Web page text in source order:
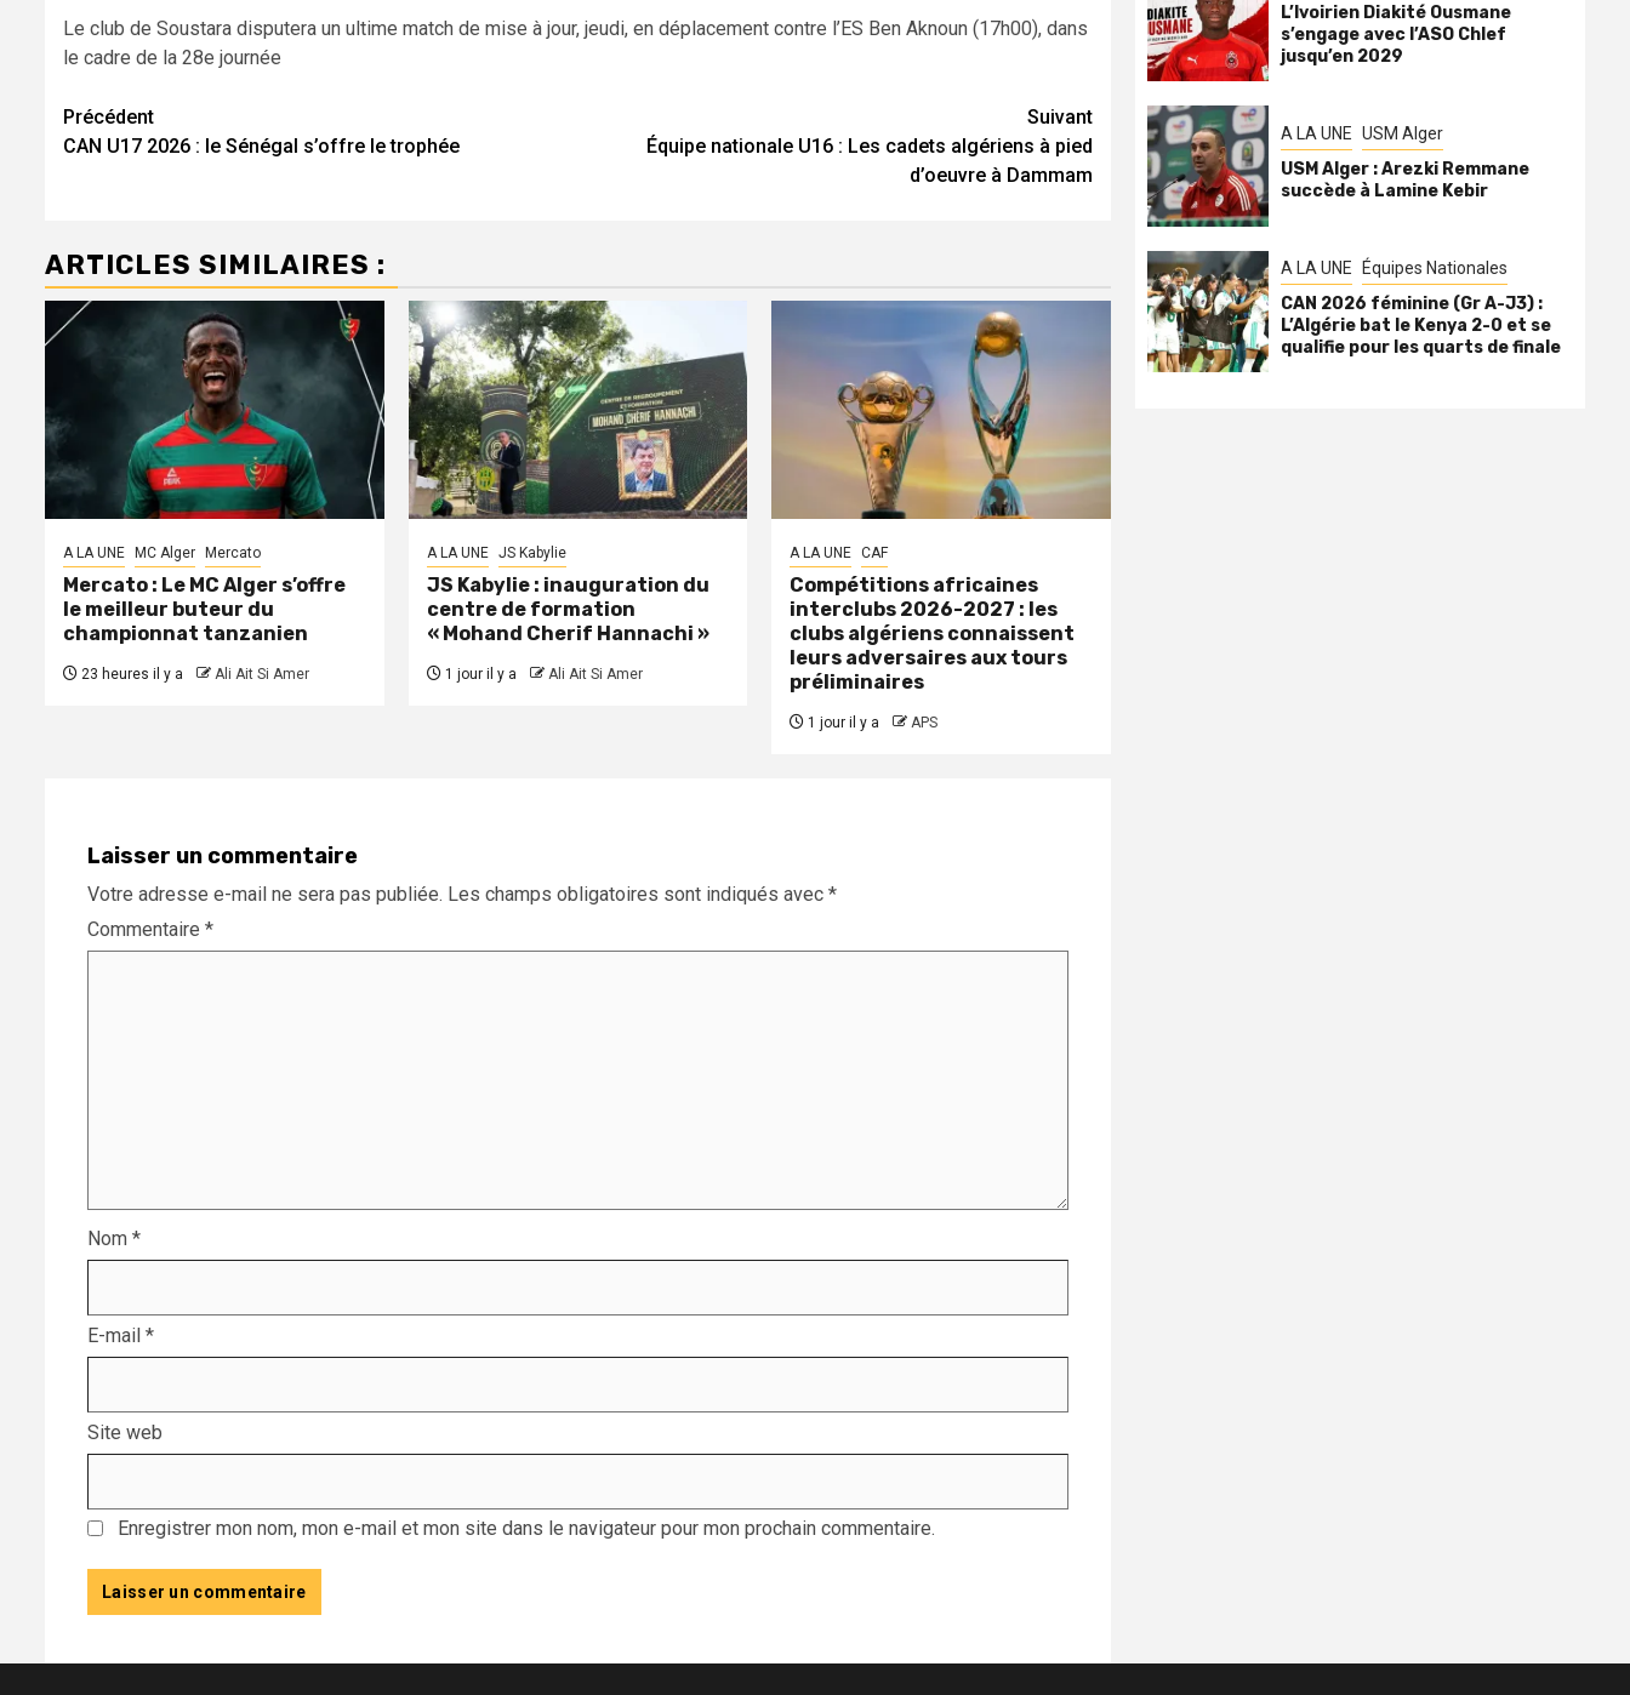
Le club de Soustara disputera un ultime match de mise à jour, jeudi, en déplacement contre l’ES Ben Aknoun (17h00), dans
le cadre de la 28e journée
Navigation
d’article
Précédent
CAN U17 2026 : le Sénégal s’offre le trophée
Suivant
Équipe nationale U16 : Les cadets algériens à pied
d’oeuvre à Dammam
ARTICLES SIMILAIRES :
A LA UNE MC Alger Mercato
Mercato : Le MC Alger s’offre
le meilleur buteur du
championnat tanzanien
23 heures il y a Ali Ait Si Amer
A LA UNE JS Kabylie
JS Kabylie : inauguration du
centre de formation
« Mohand Cherif Hannachi »
1 jour il y a Ali Ait Si Amer
A LA UNE CAF
Compétitions africaines
interclubs 2026-2027 : les
clubs algériens connaissent
leurs adversaires aux tours
préliminaires
1 jour il y a APS
Laisser un commentaire
Votre adresse e-mail ne sera pas publiée. Les champs obligatoires sont indiqués avec *
Commentaire *
Nom *
E-mail *
Site web
Enregistrer mon nom, mon e-mail et mon site dans le navigateur pour mon prochain commentaire.
L’Ivoirien Diakité Ousmane
s’engage avec l’ASO Chlef
jusqu’en 2029
A LA UNE USM Alger
USM Alger : Arezki Remmane
succède à Lamine Kebir
A LA UNE Équipes Nationales
CAN 2026 féminine (Gr A-J3) :
L’Algérie bat le Kenya 2-0 et se
qualifie pour les quarts de finale